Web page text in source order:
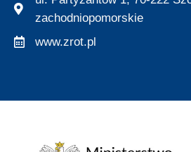
zachodniopomorskie
www.zrot.pl